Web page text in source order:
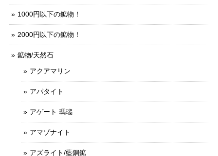
1000円以下の鉱物！
2000円以下の鉱物！
鉱物/天然石
アクアマリン
アパタイト
アゲート 瑪瑙
アマゾナイト
アズライト/藍銅鉱